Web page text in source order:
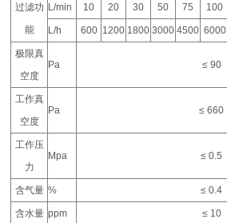
过滤功
能
L/min 10 20 30 50 75 100
L/h 600 1200 1800 3000 4500 6000
极限真
空度
Pa ≤ 90
工作真
空度
Pa ≤ 660
工作压
力
Mpa ≤ 0.5
含气量 % ≤ 0.4
含水量 ppm ≤ 10